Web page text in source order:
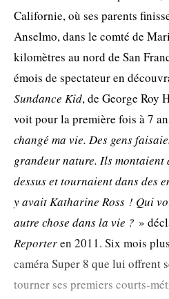
Californie, où ses parents
Anselmo, dans le comté de
kilomètres au nord de San
émois de spectateur en
Sundance Kid, de George Roy
voit pour la première fois à 7
changé ma vie. Des gens
grandeur nature. Ils montaient
dessus et tournaient dans des
y avait Katharine Ross ! Qui
autre chose dans la vie ? »
Reporteren 2011. Six mois
caméra Super 8 que lui offrent
tourner ses premiers courts-